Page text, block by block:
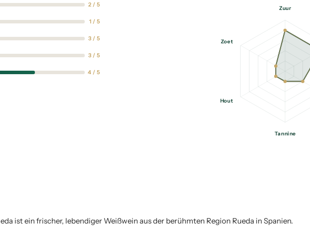
2 / 5
1 / 5
3 / 5
3 / 5
4 / 5
Zuur
Tannine
Hout
Zoet
ist ein frischer, lebendiger Weißwein aus der berühmten Region Rueda in Spanien.